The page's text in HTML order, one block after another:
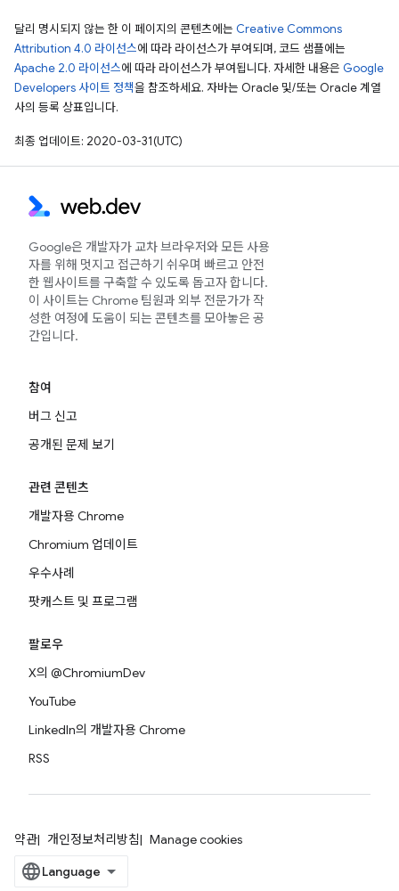
달리 명시되지 않는 한 이 페이지의 콘텐츠에는 Creative Commons
Attribution 4.0 라이선스에 따라 라이선스가 부여되며, 코드 샘플에는
Apache 2.0 라이선스에 따라 라이선스가 부여됩니다. 자세한 내용은 Google
Developers 사이트 정책을 참조하세요. 자바는 Oracle 및/또는 Oracle 계열
사의 등록 상표입니다.
최종 업데이트: 2020-03-31(UTC)
Google은 개발자가 교차 브라우저와 모든 사용
자를 위해 멋지고 접근하기 쉬우며 빠르고 안전
한 웹사이트를 구축할 수 있도록 돕고자 합니다.
이 사이트는 Chrome 팀원과 외부 전문가가 작
성한 여정에 도움이 되는 콘텐츠를 모아놓은 공
간입니다.
참여
버그 신고
공개된 문제 보기
관련 콘텐츠
개발자용 Chrome
Chromium 업데이트
우수사례
팟캐스트 및 프로그램
팔로우
X의 @ChromiumDev
YouTube
LinkedIn의 개발자용 Chrome
RSS
약관 개인정보처리방침 Manage cookies